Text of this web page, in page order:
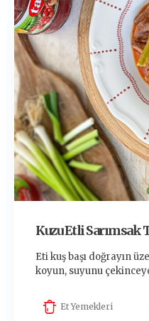
Kuzu Etli Sarımsak
Eti kuş başı doğrayın
koyun, suyunu
Et Yemekleri